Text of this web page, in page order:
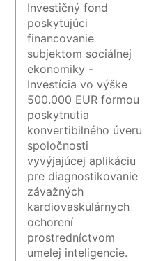
Investičný fond
poskytujúci
financovanie
subjektom sociálnej
ekonomiky -
Investícia vo výške
500.000 EUR formou
poskytnutia
konvertibilného úveru
spoločnosti
vyvýjajúcej aplikáciu
pre diagnostikovanie
závažných
kardiovaskulárnych
ochorení
prostredníctvom
umelej inteligencie.